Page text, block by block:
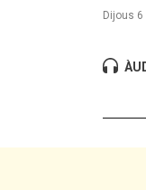
Dijous 6